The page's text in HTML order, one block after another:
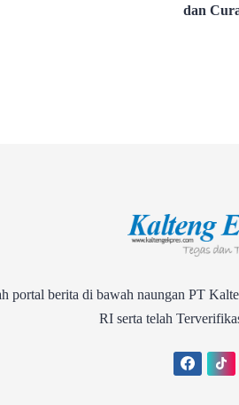
dan
berita di bawah naungan PT
RI serta telah